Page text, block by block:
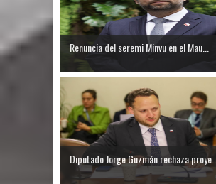
Renuncia del seremi Minvu en el Mau...
Diputado Jorge Guzmán rechaza proye...